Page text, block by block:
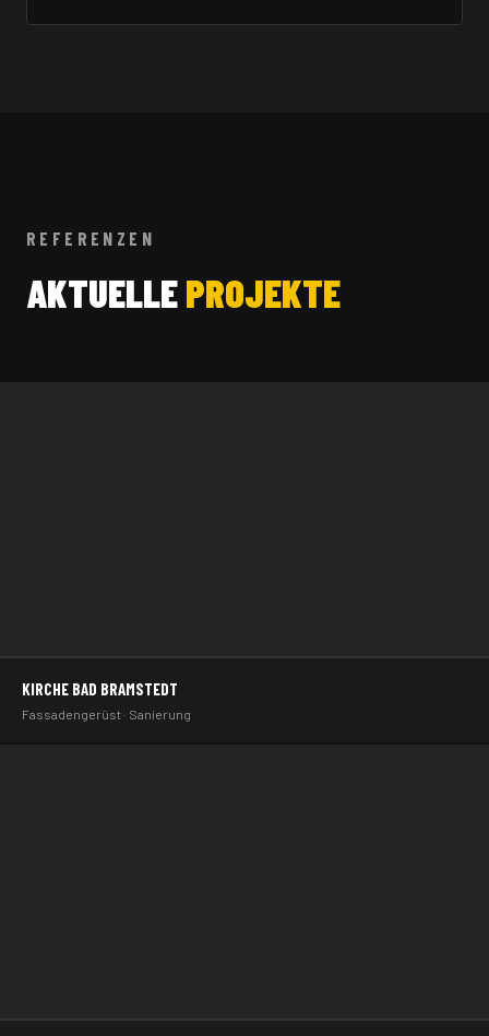
REFERENZEN
AKTUELLEPROJEKTE
KIRCHE · GERÜSTBAU
BAD BRAMSTEDT
KIRCHE BAD BRAMSTEDT
Fassadengerüst · Sanierung